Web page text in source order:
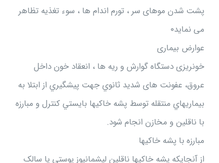
پشت شدن موهای سر ، تورم اندام ها ، سوء تغذيه تظاهر
می نماید۰
عوارض بیماری
خونریزی دستگاه گوارش و ریه ها ، انعقاد خون داخل
عروق، عفونت های شدید ثانوي جهت پيشگيري از ابتلا به
بيماريهاي منتقله توسط پشه خاكيها بايستي كنترل و مبارزه
با ناقلين و مخازن انجام شود.
مبارزه با پشه خاکیها
از آنجایکه پشه خاکیها ناقلین ليشمانيوز پوستی یا سالک